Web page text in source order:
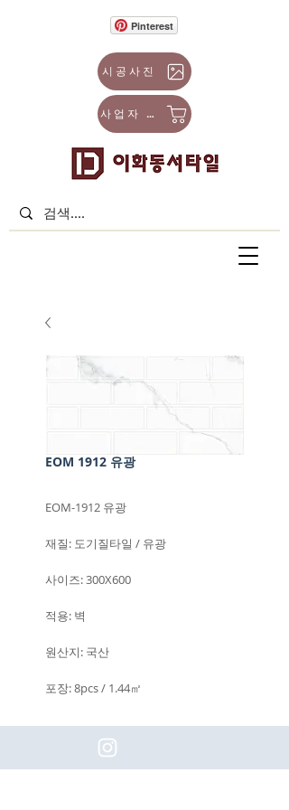
사업자 몰
시공사진
Pinterest
EOM 1912 유광
EOM-1912 유광
재질: 도기질타일 / 유광
사이즈: 300X600
적용: 벽
원산지: 국산
포장: 8pcs / 1.44㎡